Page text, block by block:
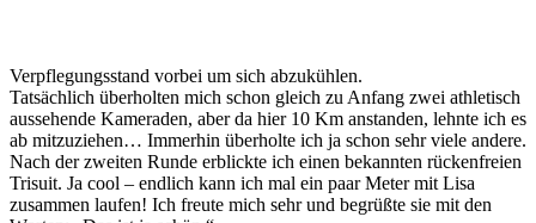
Verpflegungsstand vorbei um sich abzukühlen.
Tatsächlich überholten mich schon gleich zu Anfang zwei athletisch
aussehende Kameraden, aber da hier 10 Km anstanden, lehnte ich es
ab mitzuziehen… Immerhin überholte ich ja schon sehr viele andere.
Nach der zweiten Runde erblickte ich einen bekannten rückenfreien
Trisuit. Ja cool – endlich kann ich mal ein paar Meter mit Lisa
zusammen laufen! Ich freute mich sehr und begrüßte sie mit den